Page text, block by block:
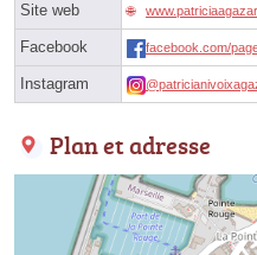
Site web
Facebook facebook.com/
Instagram
Plan et adresse